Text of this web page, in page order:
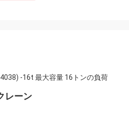
-16t 最大容量 16トンの負荷
レーン